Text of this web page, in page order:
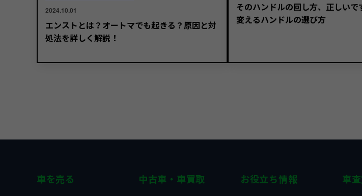
2024.10.01
エンストとは？オートマでも起きる？原因と対
処法を詳しく解説！
そのハンドルの回し方、正しいで
変えるハンドルの選び方
車を売る 中古車・車買取 お役立ち情報 車